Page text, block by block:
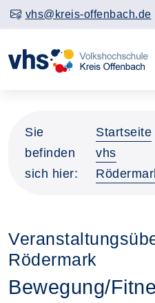
vhs@kreis-offenbach.de
Sie
befinden
sich hier:
Startseite
vhs
Rödermark
Bewegung/